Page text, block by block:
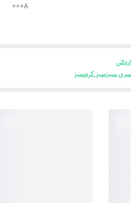
A+++
سبزسبز کرمسبز